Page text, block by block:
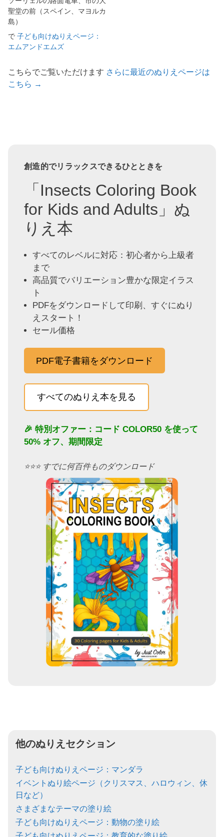
聖堂の前（スペイン、マヨルカ
島）
で 子ども向けぬりえページ：
エムアンドエムズ
こちらでご覧いただけます さらに最近のぬりえページは
こちら →
創造的でリラックスできるひとときを
「Insects Coloring Book
for Kids and Adults」ぬ
りえ本
すべてのレベルに対応：初心者から上級者
まで
高品質でバリエーション豊かな限定イラス
ト
PDFをダウンロードして印刷、すぐにぬり
えスタート！
セール価格
PDF電子書籍をダウンロード
すべてのぬりえ本を見る
🎉 特別オファー：コード COLOR50 を使って
50% オフ、期間限定
⭐️⭐️⭐️ すでに何百件ものダウンロード
他のぬりえセクション
子ども向けぬりえページ：マンダラ
イベントぬり絵ページ（クリスマス、ハロウィン、休
日など）
さまざまなテーマの塗り絵
子ども向けぬりえページ：動物の塗り絵